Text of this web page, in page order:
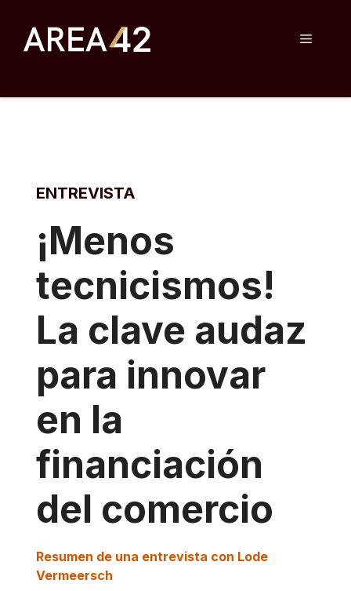
content
Menu
ENTREVISTA
¡Menos
tecnicismos!
La clave audaz
para innovar
en la
financiación
del comercio
Resumen de una entrevista con Lode
Vermeersch